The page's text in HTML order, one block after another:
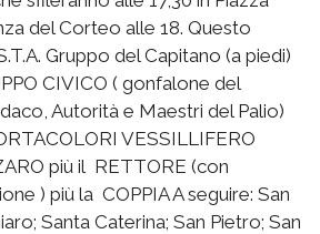
del Corteo alle 18. Questo
Gruppo del Capitano (a piedi)
CIVICO ( gonfalone del
Autorità e Maestri del Palio)
VESSILLIFERO
più il RETTORE (con
) più la COPPIA A seguire: San
Santa Caterina; San Pietro; San